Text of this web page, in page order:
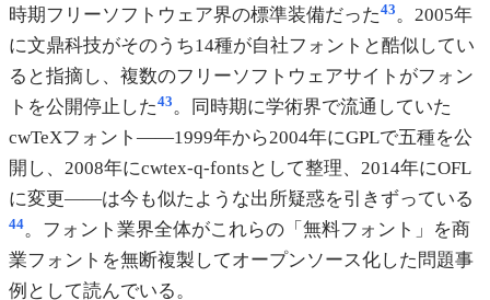
時期フリーソフトウェア界の標準装備だった43。2005年
に文鼎科技がそのうち14種が自社フォントと酷似してい
ると指摘し、複数のフリーソフトウェアサイトがフォン
トを公開停止した43。同時期に学術界で流通していた
cwTeXフォント——1999年から2004年にGPLで五種を公
開し、2008年にcwtex-q-fontsとして整理、2014年にOFL
に変更——は今も似たような出所疑惑を引きずっている
44。フォント業界全体がこれらの「無料フォント」を商
業フォントを無断複製してオープンソース化した問題事
例として読んでいる。